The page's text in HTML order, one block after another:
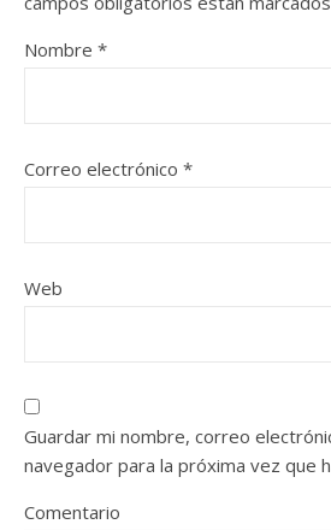
Nombre *
Correo electrónico *
Web
Guardar mi nombre, correo
navegador para la próxima vez que
Comentario